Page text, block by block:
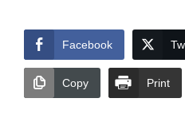
Facebook
Copy Print